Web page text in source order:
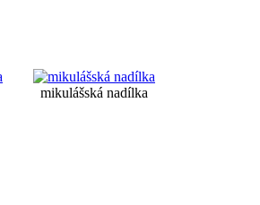
mikulášská nadílka